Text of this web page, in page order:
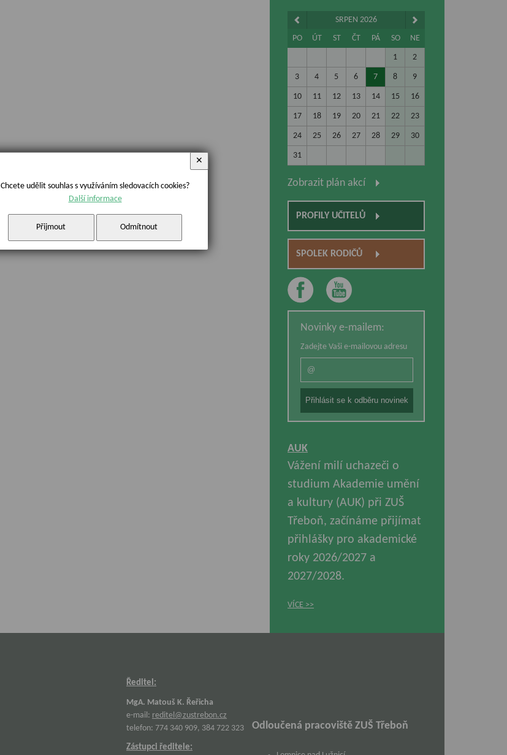
SRPEN 2026
PO
ÚT ST ČT PÁ SO NE
1 2
3 4 5 6 7 8 9
10 11 12 13 14 15 16
17 18 19 20 21 22 23
24 25 26 27 28 29 30
31
Zobrazit plán akcí
PROFILY UČITELŮ
SPOLEK RODIČŮ
Novinky e-mailem:
Zadejte Vaši e-mailovou adresu
AUK
Vážení milí uchazeči o
studium Akademie umění
a kultury (AUK) při ZUŠ
Třeboň, začínáme přijímat
přihlášky pro akademické
roky 2026/2027 a
2027/2028.
VÍCE
Ředitel:
MgA. Matouš K. Řeřicha
e-mail: reditel@zustrebon.cz
telefon: 774 340 909, 384 722 323
Zástupci ředitele:
Odloučená pracoviště ZUŠ Třeboň
Chcete udělit souhlas s využíváním sledovacích cookies?
Další informace
Přijmout Odmítnout
✕